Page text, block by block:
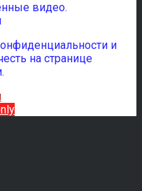
видео.
и
на странице